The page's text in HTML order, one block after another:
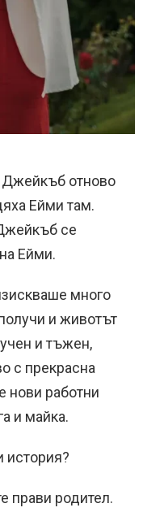
Джейкъб отново
Ейми там.
се
Ейми.
много
и животът
и тъжен,
с прекрасна
нови работни
и майка.
история?
прави родител.